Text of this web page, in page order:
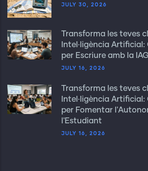
JULY 30, 2026
Transforma les teves
Intel·ligència
per Escriure amb la IAG
JULY 16, 2026
Transforma les teves
Intel·ligència
per Fomentar
l'Estudiant
JULY 16, 2026